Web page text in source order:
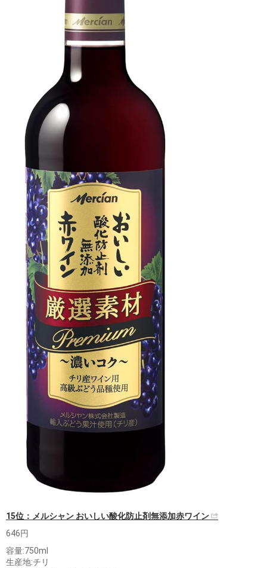
15位：メルシャン おいしい酸化防止剤無添加赤ワイン
646円
容量:750ml
生産地:チリ